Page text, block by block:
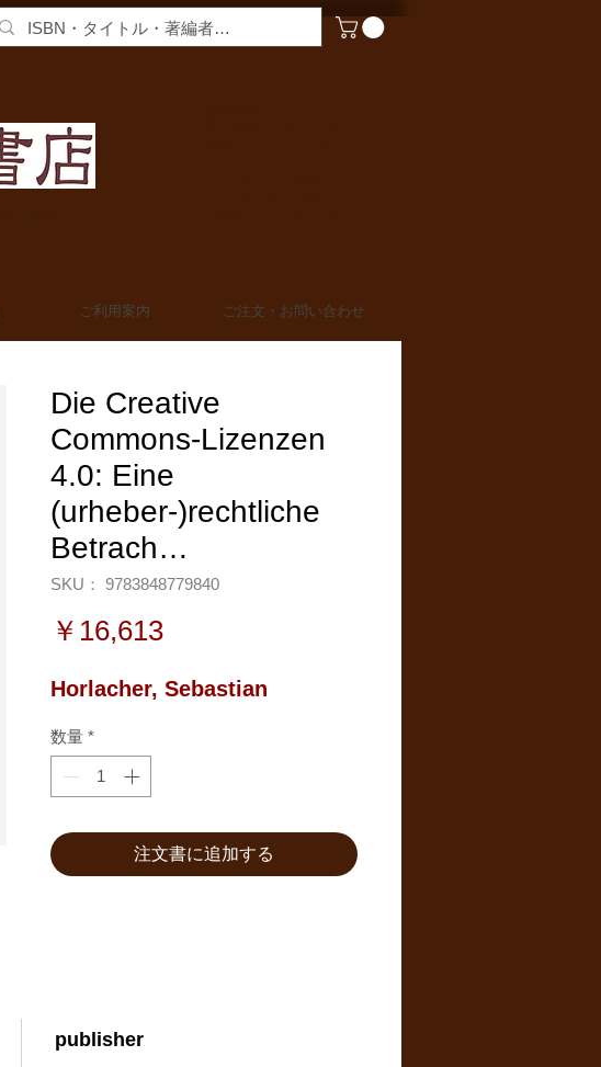
ご利用案内 ご注文・お問い合わせ
Die Creative
Commons-Lizenzen
4.0: Eine
(urheber-)rechtliche
Betrach…
SKU： 9783848779840
￥16,613価
Horlacher, Sebastian
数量 *
注文書に追加する
publisher